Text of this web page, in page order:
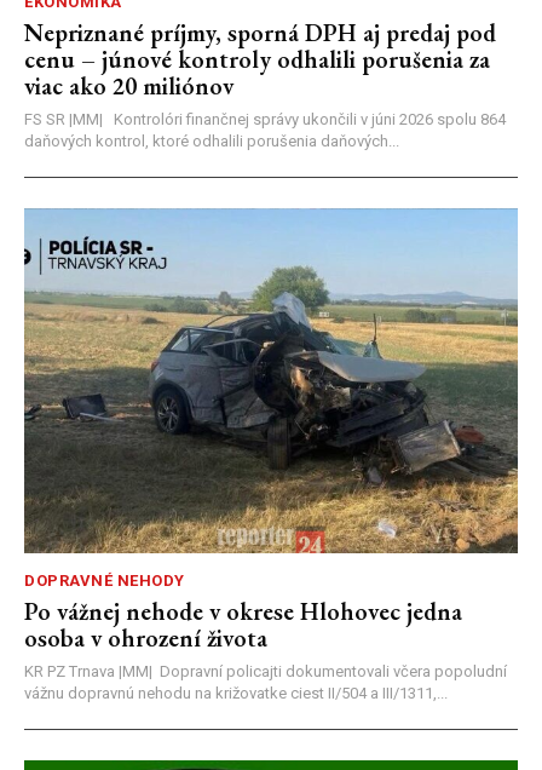
Nepriznané príjmy, sporná DPH aj predaj pod
cenu – júnové kontroly odhalili porušenia za
viac ako 20 miliónov
FS SR |MM| Kontrolóri finančnej správy ukončili v júni 2026 spolu 864
daňových kontrol, ktoré odhalili porušenia daňových...
DOPRAVNÉ NEHODY
Po vážnej nehode v okrese Hlohovec jedna
osoba v ohrození života
KR PZ Trnava |MM| Dopravní policajti dokumentovali včera popoludní
vážnu dopravnú nehodu na križovatke ciest II/504 a III/1311,...